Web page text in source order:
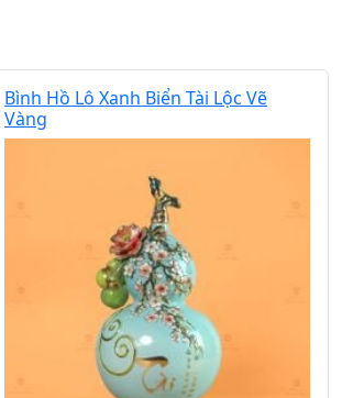
Bình Hồ Lô Xanh Biển Tài Lộc Vẽ
Vàng